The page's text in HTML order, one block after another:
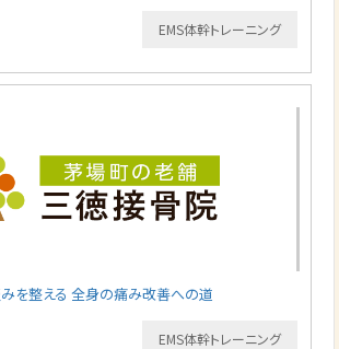
EMS体幹トレーニング
を整える 全身の痛み改善への道
EMS体幹トレーニング